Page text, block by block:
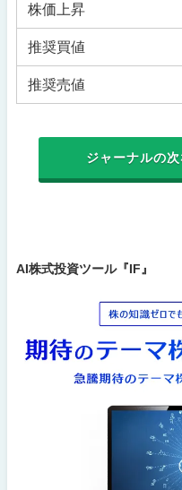
株価上昇
推奨買値
推奨売値
ジャーナルの
AI株式投資ツール『IF』